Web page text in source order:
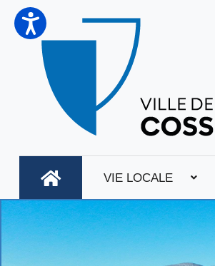
VIE LOCALE